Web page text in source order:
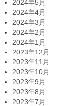
2024年5月
2024年4月
2024年3月
2024年2月
2024年1月
2023年12月
2023年11月
2023年10月
2023年9月
2023年8月
2023年7月